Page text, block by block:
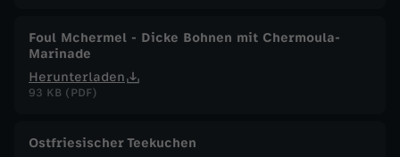
Foul Mchermel - Dicke Bohnen mit Chermoula-
Marinade
Herunterladen
93 KB (PDF)
Ostfriesischer Teekuchen